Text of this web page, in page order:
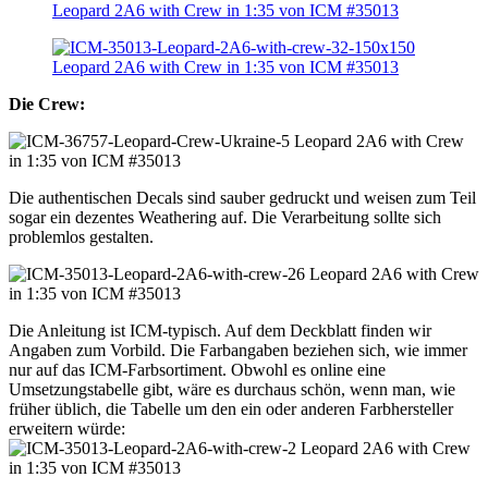
Die Crew:
Die authentischen Decals sind sauber gedruckt und weisen zum Teil
sogar ein dezentes Weathering auf. Die Verarbeitung sollte sich
problemlos gestalten.
Die Anleitung ist ICM-typisch. Auf dem Deckblatt finden wir
Angaben zum Vorbild. Die Farbangaben beziehen sich, wie immer
nur auf das ICM-Farbsortiment. Obwohl es online eine
Umsetzungstabelle gibt, wäre es durchaus schön, wenn man, wie
früher üblich, die Tabelle um den ein oder anderen Farbhersteller
erweitern würde: